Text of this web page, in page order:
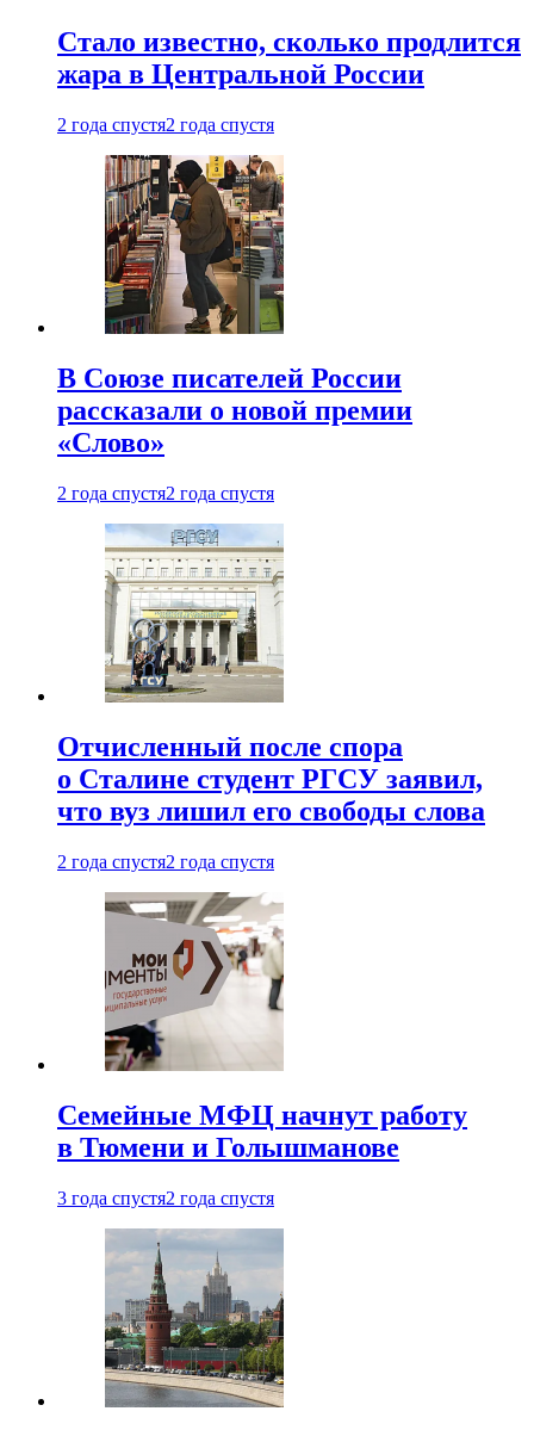
Стало известно, сколько продлится
жара в Центральной России
2 года спустя2 года спустя
В Союзе писателей России
рассказали о новой премии
«Слово»
2 года спустя2 года спустя
Отчисленный после спора
о Сталине студент РГСУ заявил,
что вуз лишил его свободы слова
2 года спустя2 года спустя
Семейные МФЦ начнут работу
в Тюмени и Голышманове
3 года спустя2 года спустя